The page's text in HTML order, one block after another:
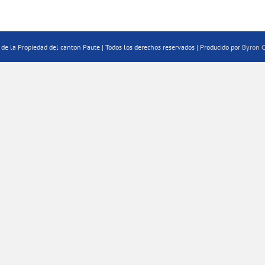
la Propiedad del canton Paute | Todos los derechos reservados | Producido por Byron